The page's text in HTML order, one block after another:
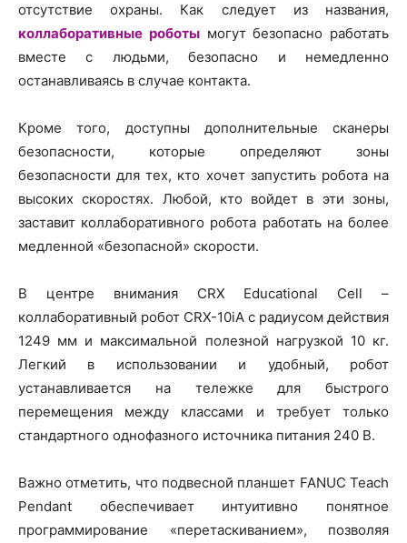
отсутствие охраны. Как следует из названия,
коллаборативные роботымогут безопасно работать
вместе с людьми, безопасно и немедленно
останавливаясь в случае контакта.
Кроме того, доступны дополнительные сканеры
безопасности, которые определяют зоны
безопасности для тех, кто хочет запустить робота на
высоких скоростях. Любой, кто войдет в эти зоны,
заставит коллаборативного робота работать на более
медленной «безопасной» скорости.
В центре внимания CRX Educational Cell –
коллаборативный робот CRX-10iA с радиусом действия
1249 мм и максимальной полезной нагрузкой 10 кг.
Легкий в использовании и удобный, робот
устанавливается на тележке для быстрого
перемещения между классами и требует только
стандартного однофазного источника питания 240 В.
Важно отметить, что подвесной планшет FANUC Teach
Pendant обеспечивает интуитивно понятное
программирование «перетаскиванием», позволяя